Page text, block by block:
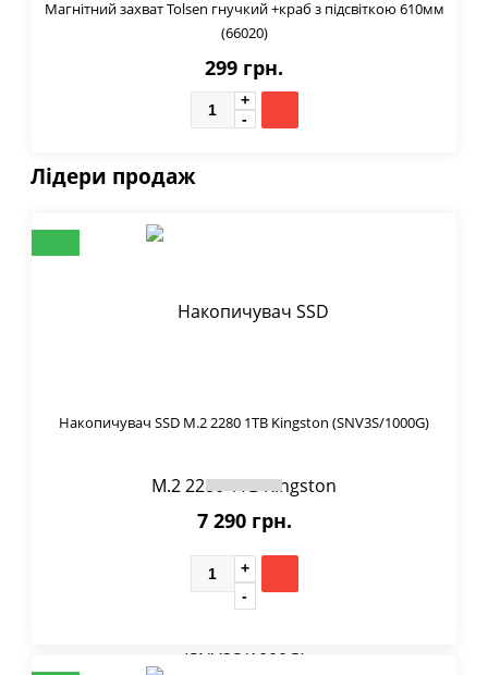
Магнітний захват Tolsen гнучкий +краб з підсвіткою 610мм
(66020)
299 грн.
Лідери продаж
Накопичувач SSD M.2 2280 1TB Kingston (SNV3S/1000G)
7 290 грн.